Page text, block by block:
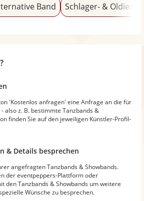
Band Schlager- & Oldies
'Kostenlos anfragen' eine Anfrage an die für
also z. B. bestimmte Tanzbands &
finden Sie auf den jeweiligen Künstler-Profil-
& Details besprechen
angefragten Tanzbands & Showbands.
der eventpeppers-Plattform oder
den Tanzbands & Showbands um weitere
Wünsche zu besprechen.